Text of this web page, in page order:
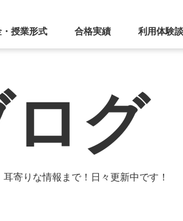
授業形式 合格実績 利用体験談
ログ
寄りな情報まで！日々更新中です！